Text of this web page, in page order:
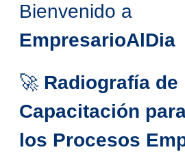
Bienvenido a
EmpresarioAlDia
🚀 Radiografía de
Capacitación
los Procesos